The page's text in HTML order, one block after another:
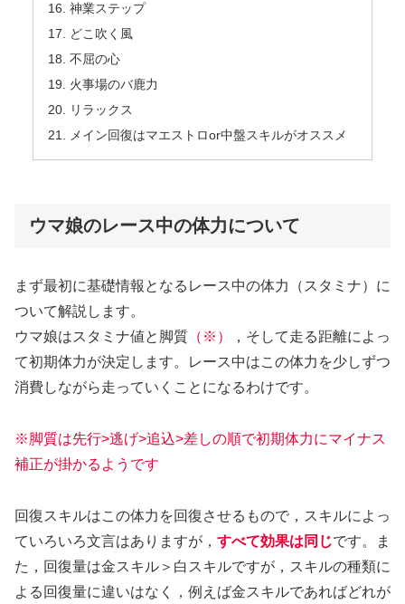
神業ステップ
どこ吹く風
不屈の心
火事場のバ鹿力
リラックス
メイン回復はマエストロor中盤スキルがオススメ
ウマ娘のレース中の体力について
まず最初に基礎情報となるレース中の体力（スタミナ）に
ついて解説します。
ウマ娘はスタミナ値と脚質 （※）
，そして走る距離によっ
て初期体力が決定します。レース中はこの体力を少しずつ
消費しながら走っていくことになるわけです。
※脚質は先行>逃げ>追込>差しの順で初期体力にマイナス
補正が掛かるようです
回復スキルはこの体力を回復させるもので，スキルによっ
ていろいろ文言はありますが， すべて効果は同じです。ま
た，回復量は金スキル＞白スキルですが，スキルの種類に
よる回復量に違いはなく，例えば金スキルであればどれが